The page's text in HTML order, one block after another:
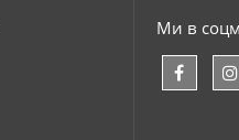
Ми в